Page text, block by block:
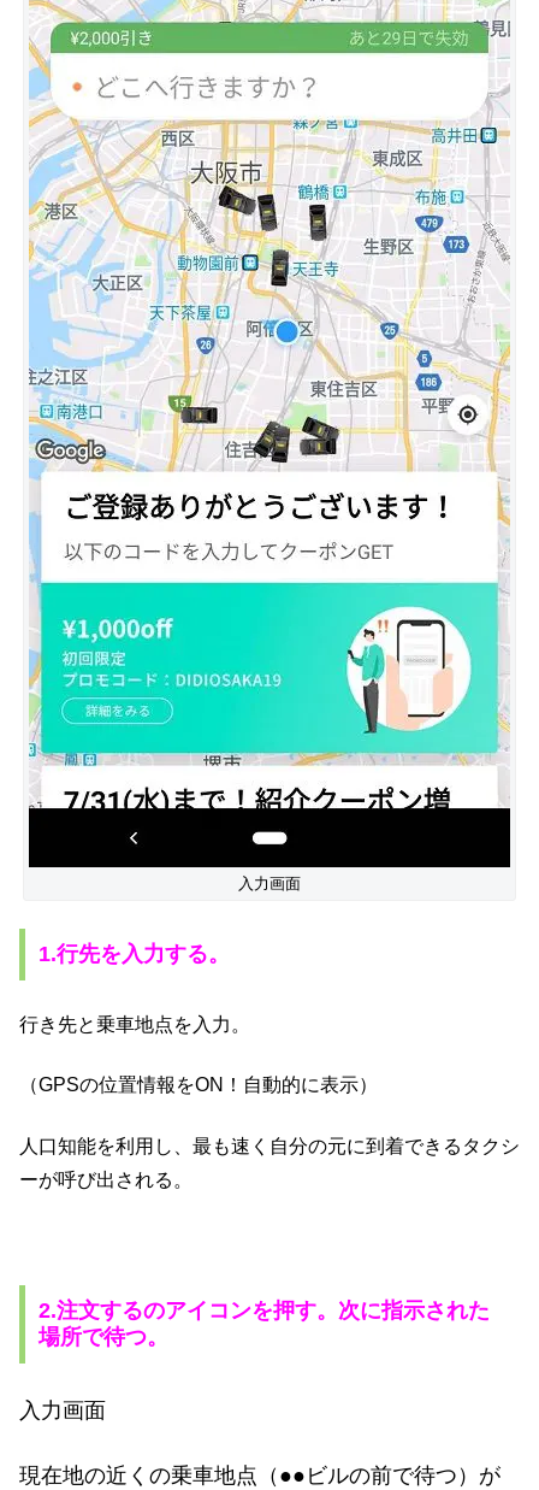
入力画面
1.行先を入力する。
行き先と乗車地点を入力。
（GPSの位置情報をON！自動的に表示）
人口知能を利用し、最も速く自分の元に到着できるタクシ
ーが呼び出される。
2.注文するのアイコンを押す。次に指示された
場所で待つ。
入力画面
現在地の近くの乗車地点（●●ビルの前で待つ）が